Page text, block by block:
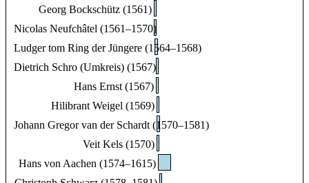
Georg Bockschütz (1561)
Nicolas Neufchâtel (1561–1570)
Ludger tom Ring der Jüngere (1564–1568)
Dietrich Schro (Umkreis) (1567)
Hans Ernst (1567)
Hilibrant Weigel (1569)
Johann Gregor van der Schardt (1570–1581)
Veit Kels (1570)
Hans von Aachen (1574–1615)